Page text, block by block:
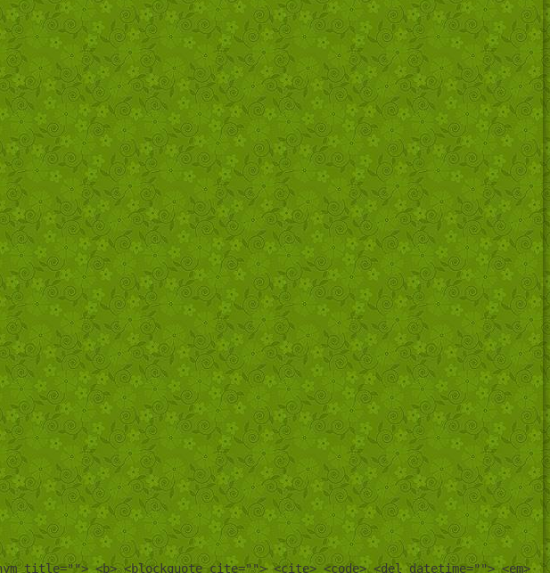
title=""> <b> <blockquote cite=""> <cite> <code> <del datetime=""> <em>